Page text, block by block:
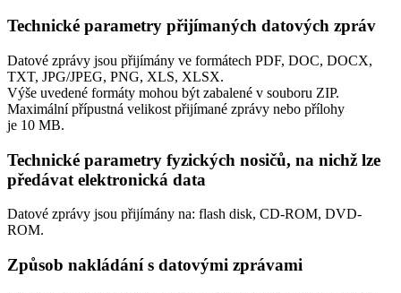
Technické parametry přijímaných datových zpráv
Datové zprávy jsou přijímány ve formátech PDF, DOC, DOCX,
TXT, JPG/JPEG, PNG, XLS, XLSX.
Výše uvedené formáty mohou být zabalené v souboru ZIP.
Maximální přípustná velikost přijímané zprávy nebo přílohy
je 10 MB.
Technické parametry fyzických nosičů, na nichž lze
předávat elektronická data
Datové zprávy jsou přijímány na: flash disk, CD-ROM, DVD-
ROM.
Způsob nakládání s datovými zprávami